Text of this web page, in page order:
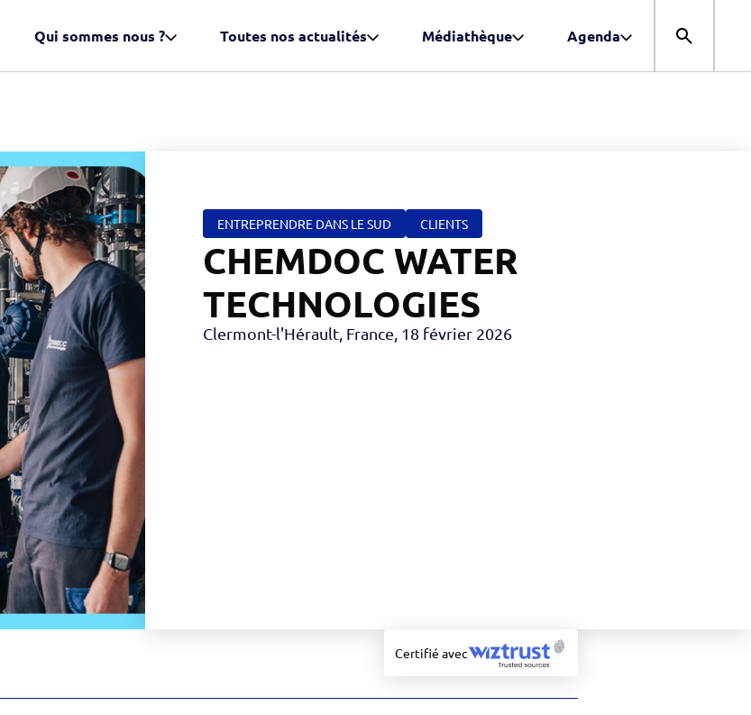
Ouvrir la
Qui sommes nous ? Toutes nos actualités Médiathèque Agenda
ENTREPRENDRE DANS LE SUD CLIENTS
CHEMDOC WATER
TECHNOLOGIES
Clermont-l'Hérault, France 18 février 2026
Certifié avec